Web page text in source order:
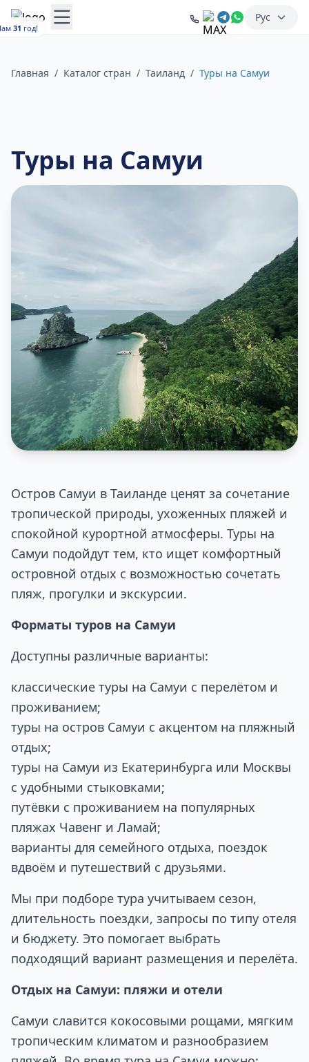
31 год!
Рус
Главная / Каталог стран / Таиланд / Туры на Самуи
Туры на Самуи
Остров Самуи в Таиланде ценят за сочетание
тропической природы, ухоженных пляжей и
спокойной курортной атмосферы. Туры на
Самуи подойдут тем, кто ищет комфортный
островной отдых с возможностью сочетать
пляж, прогулки и экскурсии.
Форматы туров на Самуи
Доступны различные варианты:
классические туры на Самуи с перелётом и
проживанием;
туры на остров Самуи с акцентом на пляжный
отдых;
туры на Самуи из Екатеринбурга или Москвы
с удобными стыковками;
путёвки с проживанием на популярных
пляжах Чавенг и Ламай;
варианты для семейного отдыха, поездок
вдвоём и путешествий с друзьями.
Мы при подборе тура учитываем сезон,
длительность поездки, запросы по типу отеля
и бюджету. Это помогает выбрать
подходящий вариант размещения и перелёта.
Отдых на Самуи: пляжи и отели
Самуи славится кокосовыми рощами, мягким
тропическим климатом и разнообразием